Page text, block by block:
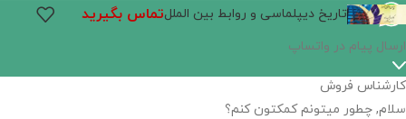
تاریخ دیپلماسی و روابط بین المللتماس بگیرید
ارسال پیام در واتساپ
کارشناس فروش
سلام, چطور میتونم کمکتون کنم؟